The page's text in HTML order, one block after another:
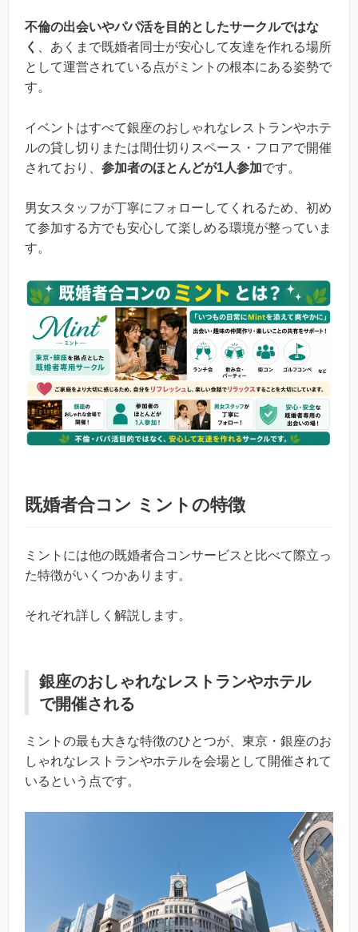
不倫の出会いやパパ活を目的としたサークルではな
く
、あくまで既婚者同士が安心して友達を作れる場所
として運営されている点がミントの根本にある姿勢で
す。
イベントはすべて銀座のおしゃれなレストランやホテ
ルの貸し切りまたは間仕切りスペース・フロアで開催
されており、 参加者のほとんどが1人参加です。
男女スタッフが丁寧にフォローしてくれるため、初め
て参加する方でも安心して楽しめる環境が整っていま
す。
既婚者合コン ミントの特徴
ミントには他の既婚者合コンサービスと比べて際立っ
た特徴がいくつかあります。
それぞれ詳しく解説します。
銀座のおしゃれなレストランやホテル
で開催される
ミントの最も大きな特徴のひとつが、東京・銀座のお
しゃれなレストランやホテルを会場として開催されて
いるという点です。